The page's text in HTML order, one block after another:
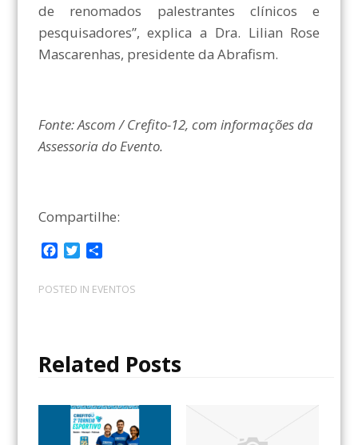
de renomados palestrantes clínicos e
pesquisadores”, explica a Dra. Lilian Rose
Mascarenhas, presidente da Abrafism.
Fonte: Ascom / Crefito-12, com informações da
Assessoria do Evento.
Compartilhe:
c
e
k
i
t
m
p
i
a
r
POSTED IN EVENTOS
Related Posts